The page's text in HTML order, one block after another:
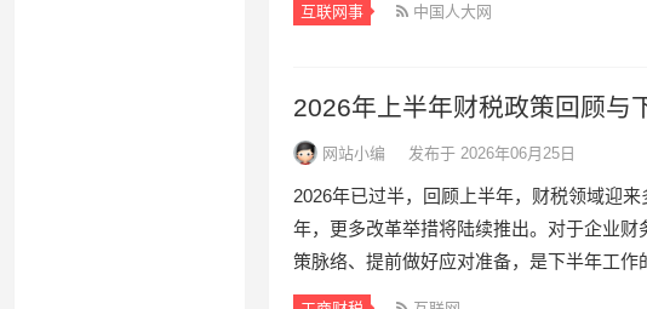
互联网事 中国人大网
2026年上半年财税政策回顾与
网站小编 发布于 2026年06月25日
2026年已过半，回顾上半年，财税领域迎
年，更多改革举措将陆续推出。对于企业
策脉络、提前做好应对准备，是下半年工作